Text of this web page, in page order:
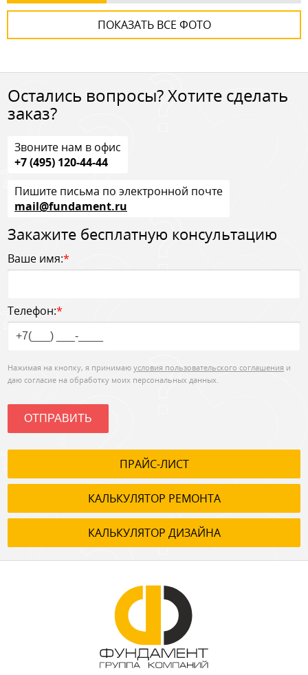
ПОКАЗАТЬ ВСЕ ФОТО
Остались вопросы? Хотите сделать
заказ?
Звоните нам в офис
+7 (495) 120-44-44
Пишите письма по электронной почте
mail@fundament.ru
Закажите бесплатную консультацию
Ваше имя:*
Телефон:*
Нажимая на кнопку, я принимаю условия пользовательского соглашения и
даю согласие на обработку моих персональных данных.
ОТПРАВИТЬ
ПРАЙС-ЛИСТ
КАЛЬКУЛЯТОР РЕМОНТА
КАЛЬКУЛЯТОР ДИЗАЙНА